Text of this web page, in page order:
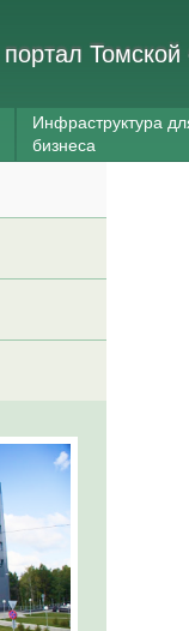
Томской
Инфраструктура
бизнеса